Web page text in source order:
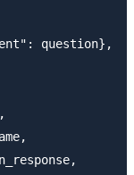
question},